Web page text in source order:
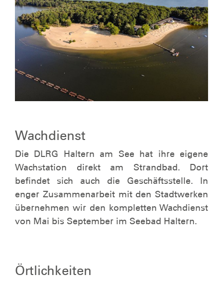
Wachdienst
Die DLRG Haltern am See hat ihre eigene
Wachstation direkt am Strandbad. Dort
befindet sich auch die Geschäftsstelle. In
enger Zusammenarbeit mit den Stadtwerken
übernehmen wir den kompletten Wachdienst
von Mai bis September im Seebad Haltern.
Örtlichkeiten